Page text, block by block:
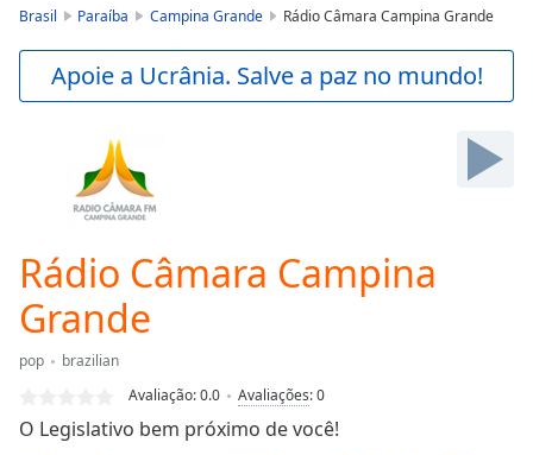
Current
Time0:00
Duration-:-
Loaded:
TypeLIVE
Brasil Paraíba Campina Grande Rádio Câmara Campina Grande
Apoie a Ucrânia. Salve a paz no mundo!
Rádio Câmara Campina
Grande
pop
brazilian
Avaliação:0.0 Avaliações:0
O Legislativo bem próximo de você!